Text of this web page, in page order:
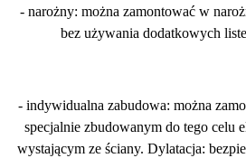
- narożny: można zamontować w
bez używania dodatkowych
- indywidualna zabudowa: można
specjalnie zbudowanym do tego celu
wystającym ze ściany. Dylatacja: